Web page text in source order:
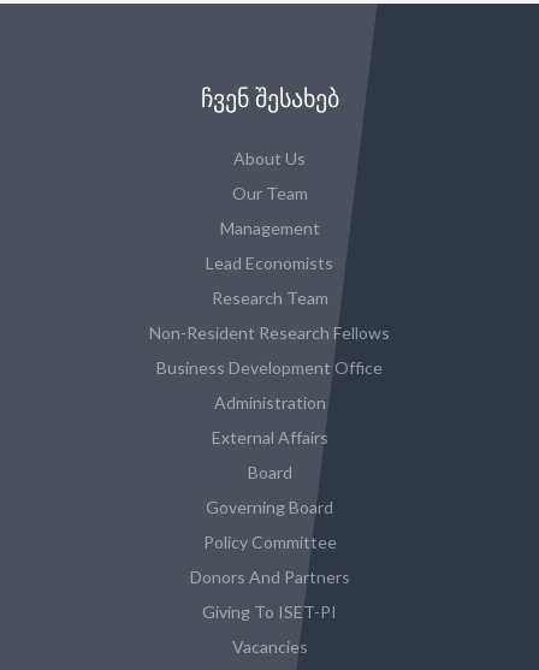
ᲩᲕᲔᲜ ᲨᲔᲡᲐᲮᲔᲑ
About Us
Our Team
Management
Lead Economists
Research Team
Non-Resident Research Fellows
Business Development Office
Administration
External Affairs
Board
Governing Board
Policy Committee
Donors And Partners
Giving To ISET-PI
Vacancies